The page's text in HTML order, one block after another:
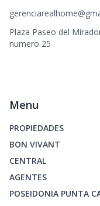
Plaza Paseo del
numero 25
Menu
PROPIEDADES
BON VIVANT
CENTRAL
AGENTES
POSEIDONIA PUNTA